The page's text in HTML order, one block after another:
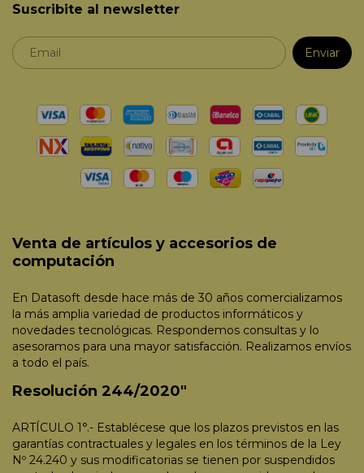
Suscribite al newsletter
Venta de artículos y accesorios de
computación
En Datasoft desde hace más de 30 años comercializamos
la más amplia variedad de productos informáticos y
novedades tecnológicas. Respondemos consultas y lo
asesoramos para una mayor satisfacción. Realizamos envíos
a todo el país.
Resolución 244/2020"
ARTÍCULO 1°.- Establécese que los plazos previstos en las
garantías contractuales y legales en los términos de la Ley
Nº 24.240 y sus modificatorias se tienen por suspendidos